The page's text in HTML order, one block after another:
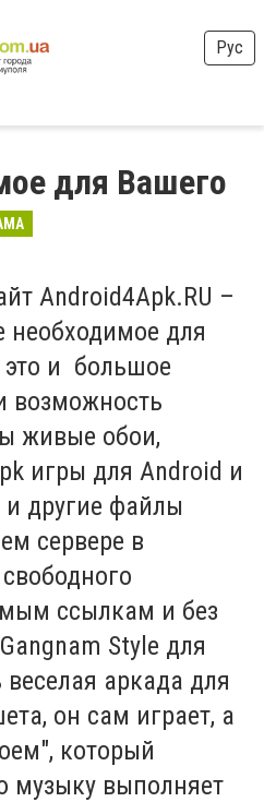
Рус
для Вашего
Android4Apk.RU –
необходимое для
и большое
возможность
живые обои,
игры для Android и
и другие файлы
сервере в
ссылкам и без
Style для
аркада для
он сам играет, а
который
музыку выполняет